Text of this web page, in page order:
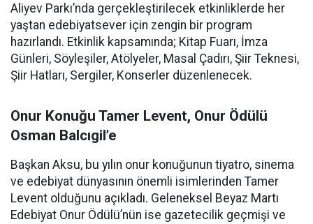
Aliyev Parkı’nda gerçekleştirilecek etkinliklerde her
yaştan edebiyatsever için zengin bir program
hazırlandı. Etkinlik kapsamında; Kitap Fuarı, İmza
Günleri, Söyleşiler, Atölyeler, Masal Çadırı, Şiir Teknesi,
Şiir Hatları, Sergiler, Konserler düzenlenecek.
Onur Konuğu Tamer Levent, Onur Ödülü
Osman Balcıgil’e
Başkan Aksu, bu yılın onur konuğunun tiyatro, sinema
ve edebiyat dünyasının önemli isimlerinden Tamer
Levent olduğunu açıkladı. Geleneksel Beyaz Martı
Edebiyat Onur Ödülü’nün ise gazetecilik geçmişi ve